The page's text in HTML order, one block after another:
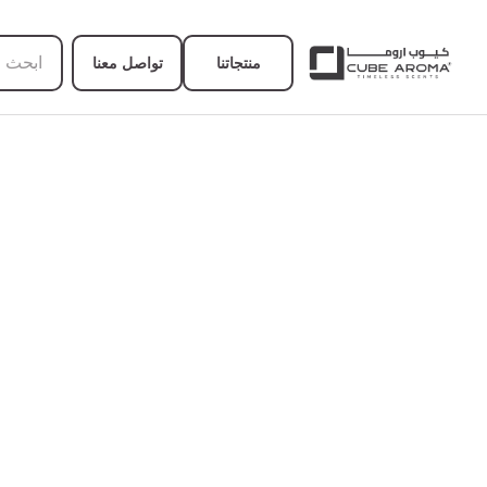
منتجاتنا تواصل معنا